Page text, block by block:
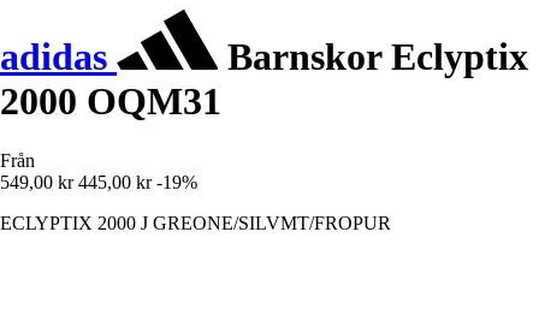
adidas
Barnskor Eclyptix
2000 OQM31
Från
549,00 kr 445,00 kr -19%
ECLYPTIX 2000 J GREONE/SILVMT/FROPUR